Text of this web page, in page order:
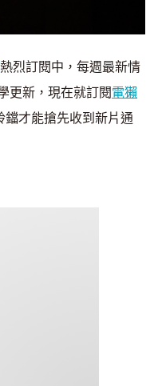
熱烈訂閱中，每週最新情
更新，現在就訂閱電獺
鐺才能搶先收到新片通